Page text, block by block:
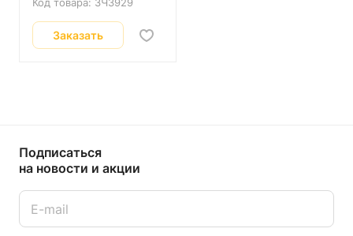
Заказать
Подписаться
на новости и акции